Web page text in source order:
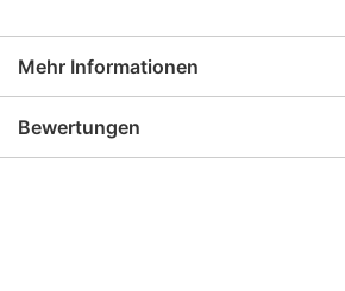
Mehr Informationen
Bewertungen